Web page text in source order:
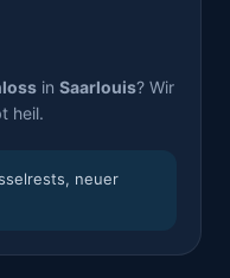
in Saarlouis? Wir
heil.
neuer